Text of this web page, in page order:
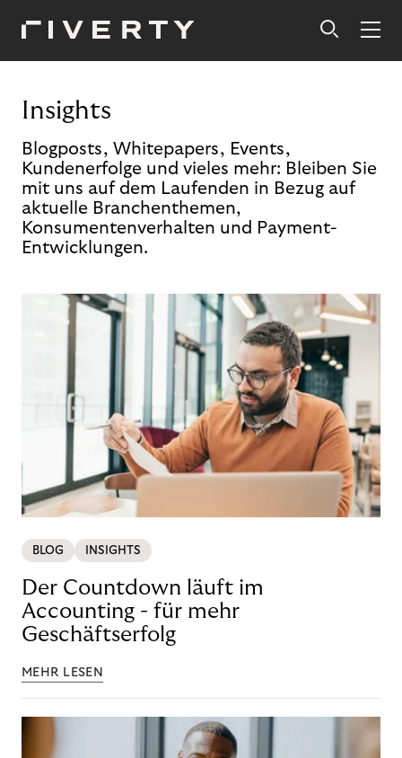
Insights
Blogposts, Whitepapers, Events,
Kundenerfolge und vieles mehr: Bleiben Sie
mit uns auf dem Laufenden in Bezug auf
aktuelle Branchenthemen,
Konsumentenverhalten und Payment-
Entwicklungen.
BLOG INSIGHTS
Der Countdown läuft im
Accounting - für mehr
Geschäftserfolg
MEHR LESEN